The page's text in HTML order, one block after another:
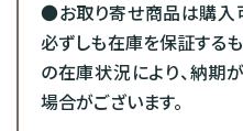
●お取り寄せ商品は購入
必ずしも在庫を保証する
の在庫状況により、納期
場合がございます。